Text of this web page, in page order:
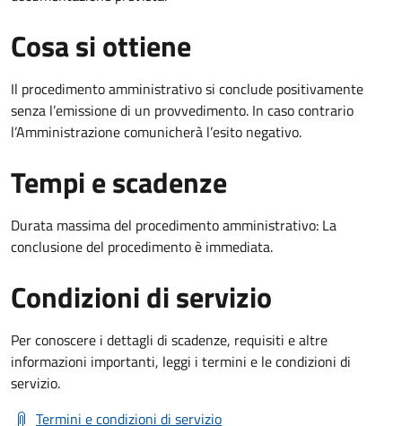
Cosa si ottiene
Il procedimento amministrativo si conclude positivamente
senza l’emissione di un provvedimento. In caso contrario
l’Amministrazione comunicherà l’esito negativo.
Tempi e scadenze
Durata massima del procedimento amministrativo: La
conclusione del procedimento è immediata.
Condizioni di servizio
Per conoscere i dettagli di scadenze, requisiti e altre
informazioni importanti, leggi i termini e le condizioni di
servizio.
Termini e condizioni di servizio